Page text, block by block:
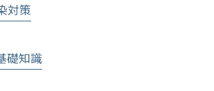
対策
礎知識